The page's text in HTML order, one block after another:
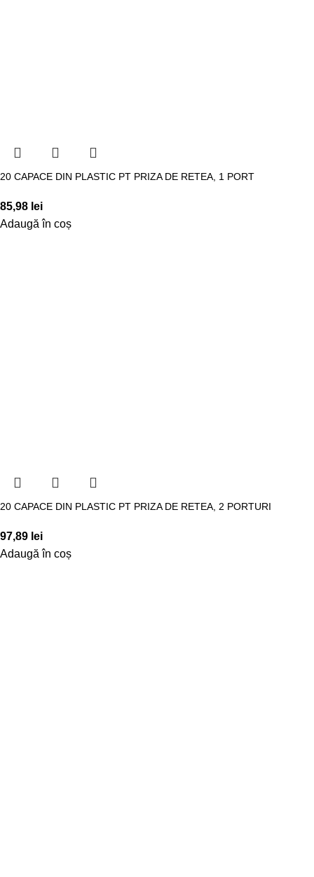
20 CAPACE DIN PLASTIC PT PRIZA DE RETEA, 1 PORT
85,98 lei
Adaugă în coș
20 CAPACE DIN PLASTIC PT PRIZA DE RETEA, 2 PORTURI
97,89 lei
Adaugă în coș